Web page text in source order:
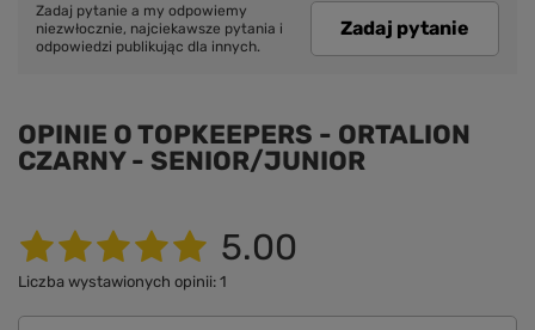
Zadaj pytanie a my odpowiemy
niezwłocznie, najciekawsze pytania i
odpowiedzi publikując dla innych.
Zadaj pytanie
OPINIE O TOPKEEPERS - ORTALION
CZARNY - SENIOR/JUNIOR
5.00
Liczba wystawionych opinii: 1